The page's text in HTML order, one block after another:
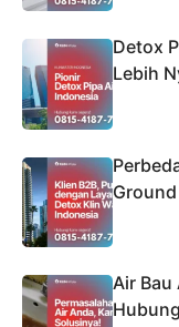
Detox
Lebih
Air Bau